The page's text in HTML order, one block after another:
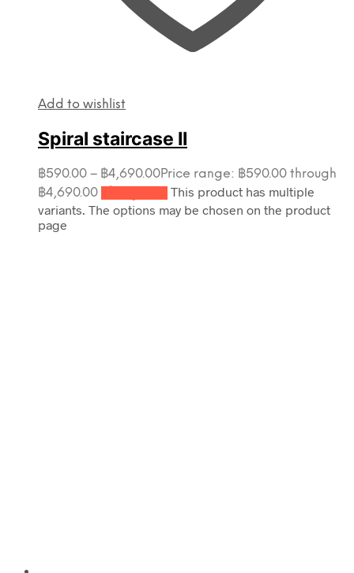
Add to wishlist
Spiral staircase II
฿590.00 – ฿4,690.00Price range: ฿590.00 through
฿4,690.00
This product has multiple
variants. The options may be chosen on the product
page